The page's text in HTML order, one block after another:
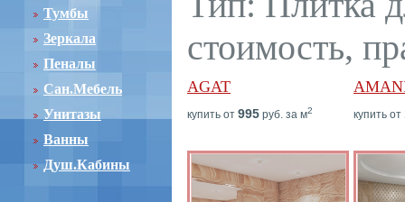
Тумбы
Зеркала
Пеналы
Сан.Мебель
Унитазы
Ванны
Душ.Кабины
стоимость,
AGAT
купить от 995 руб. за м2 купить от